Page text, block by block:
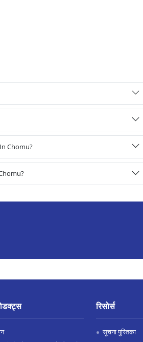
Chomu?
रिसोर्स
सूचना पुस्तिका